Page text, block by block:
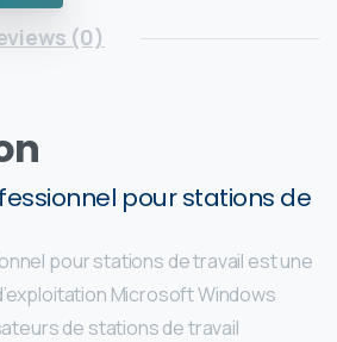
(0)
pour stations de
pour stations de travail est une
Microsoft Windows
de stations de travail